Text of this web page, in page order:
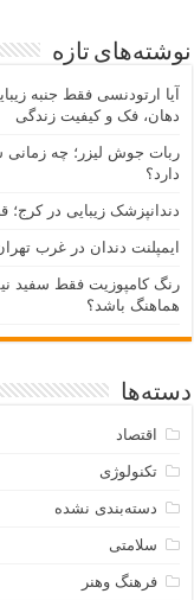
نوشته‌های تازه
آیا ارتودنسی فقط جنبه
دهان، فک و کیفیت زندگی
ربات جوش لیزر؛ چه زمانی
دارد؟
دندانپزشک زیبایی در کرج؛
ایمپلنت دندان در غرب
رنگ کامپوزیت فقط سفید
هماهنگ باشد؟
دسته‌ها
اقتصاد
تکنولوژی
دسته‌بندی نشده
سلامتی
فرهنگ وهنر